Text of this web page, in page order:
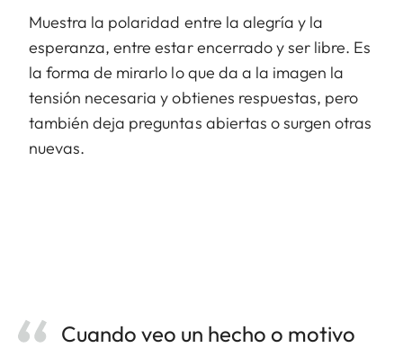
Muestra la polaridad entre la alegría y la
esperanza, entre estar encerrado y ser libre. Es
la forma de mirarlo lo que da a la imagen la
tensión necesaria y obtienes respuestas, pero
también deja preguntas abiertas o surgen otras
nuevas.
Cuando veo un hecho o motivo